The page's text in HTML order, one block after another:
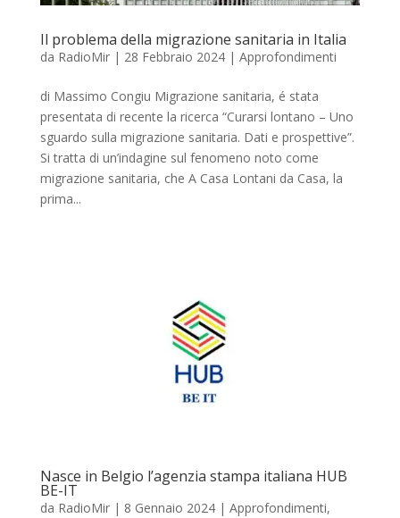
Il problema della migrazione sanitaria in Italia
da RadioMir| 28 Febbraio 2024| Approfondimenti
di Massimo Congiu Migrazione sanitaria, é stata
presentata di recente la ricerca “Curarsi lontano – Uno
sguardo sulla migrazione sanitaria. Dati e prospettive”.
Si tratta di un’indagine sul fenomeno noto come
migrazione sanitaria, che A Casa Lontani da Casa, la
prima...
Nasce in Belgio l’agenzia stampa italiana HUB
BE-IT
da RadioMir| 8 Gennaio 2024| Approfondimenti,